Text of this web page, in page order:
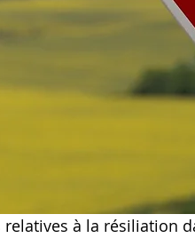
à la résiliation